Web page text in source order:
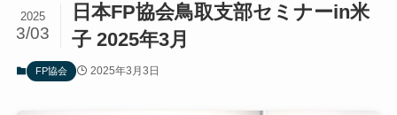
日本FP協会鳥取支部セミナーin米
子 2025年3月
2025
3/03
FP協会 2025年3月3日